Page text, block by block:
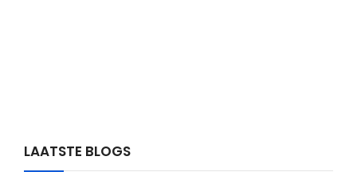
LAATSTE BLOGS